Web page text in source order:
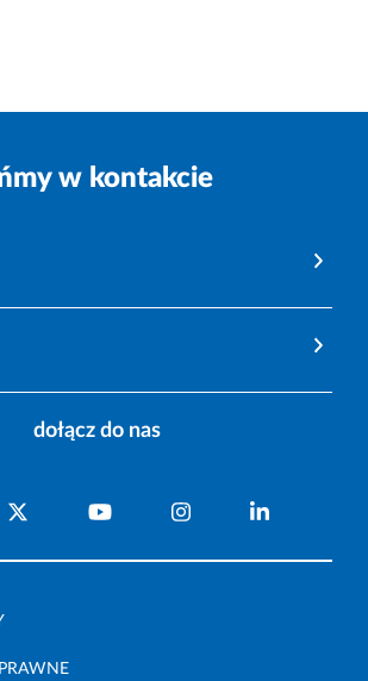
w kontakcie
dołącz do nas